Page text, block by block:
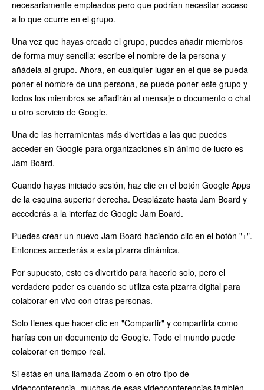
necesariamente empleados pero que podrían necesitar acceso
a lo que ocurre en el grupo.
Una vez que hayas creado el grupo, puedes añadir miembros
de forma muy sencilla: escribe el nombre de la persona y
añádela al grupo. Ahora, en cualquier lugar en el que se pueda
poner el nombre de una persona, se puede poner este grupo y
todos los miembros se añadirán al mensaje o documento o chat
u otro servicio de Google.
Una de las herramientas más divertidas a las que puedes
acceder en Google para organizaciones sin ánimo de lucro es
Jam Board.
Cuando hayas iniciado sesión, haz clic en el botón Google Apps
de la esquina superior derecha. Desplázate hasta Jam Board y
accederás a la interfaz de Google Jam Board.
Puedes crear un nuevo Jam Board haciendo clic en el botón "+".
Entonces accederás a esta pizarra dinámica.
Por supuesto, esto es divertido para hacerlo solo, pero el
verdadero poder es cuando se utiliza esta pizarra digital para
colaborar en vivo con otras personas.
Solo tienes que hacer clic en "Compartir" y compartirla como
harías con un documento de Google. Todo el mundo puede
colaborar en tiempo real.
Si estás en una llamada Zoom o en otro tipo de